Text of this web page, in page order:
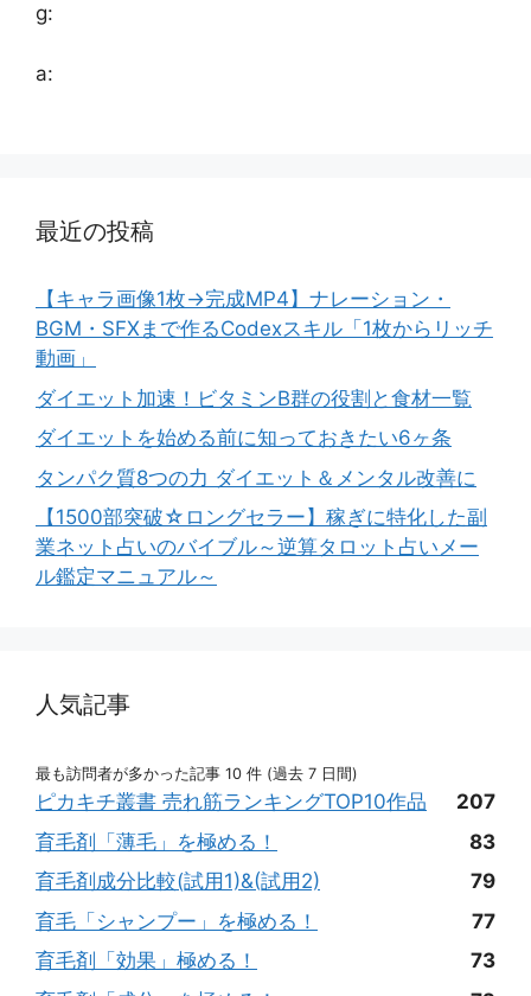
g:
a:
最近の投稿
【キャラ画像1枚→完成MP4】ナレーション・
BGM・SFXまで作るCodexスキル「1枚からリッチ
動画」
ダイエット加速！ビタミンB群の役割と食材一覧
ダイエットを始める前に知っておきたい6ヶ条
タンパク質8つの力 ダイエット＆メンタル改善に
【1500部突破☆ロングセラー】稼ぎに特化した副
業ネット占いのバイブル～逆算タロット占いメー
ル鑑定マニュアル～
人気記事
最も訪問者が多かった記事 10 件 (過去 7 日間)
ピカキチ叢書 売れ筋ランキングTOP10作品
207
育毛剤「薄毛」を極める！
83
育毛剤成分比較(試用1)&(試用2)
79
育毛「シャンプー」を極める！
77
育毛剤「効果」極める！
73